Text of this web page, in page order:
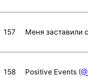
157 Меня заставили
158 Positive Events (